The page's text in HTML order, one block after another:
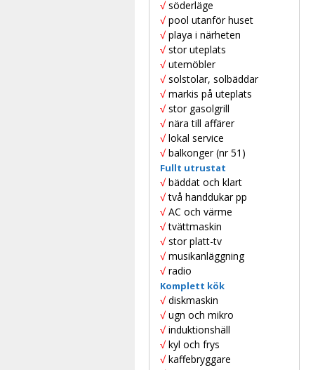
√ söderläge
√ pool utanför huset
√ playa i närheten
√ stor uteplats
√ utemöbler
√ solstolar, solbäddar
√ markis på uteplats
√ stor gasolgrill
√ nära till affärer
√ lokal service
√ balkonger (nr 51)
Fullt utrustat
√ bäddat och klart
√två handdukar pp
√ AC och värme
√tvättmaskin
√ stor platt-tv
√ musikanläggning
√ radio
Komplett kök
√ diskmaskin
√ ugn och mikro
√ induktionshäll
√ kyl och frys
√ kaffebryggare